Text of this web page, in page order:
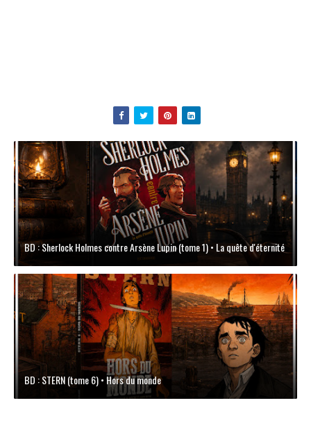
BD : Sherlock Holmes contre Arsène Lupin (tome 1) • La quête d'éternité
BD : STERN (tome 6) • Hors du monde